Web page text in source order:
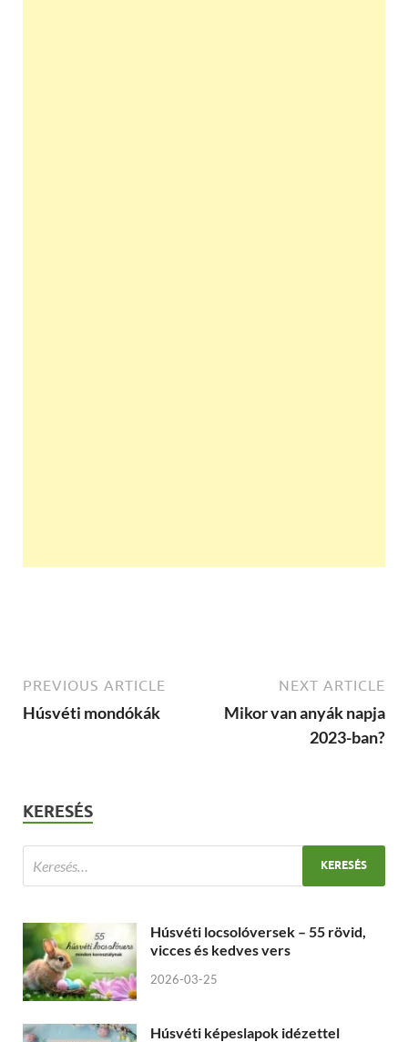
PREVIOUS ARTICLE
Húsvéti mondókák
NEXT ARTICLE
Mikor van anyák napja
2023-ban?
KERESÉS
Húsvéti locsolóversek – 55 rövid,
vicces és kedves vers
2026-03-25
Húsvéti képeslapok idézettel